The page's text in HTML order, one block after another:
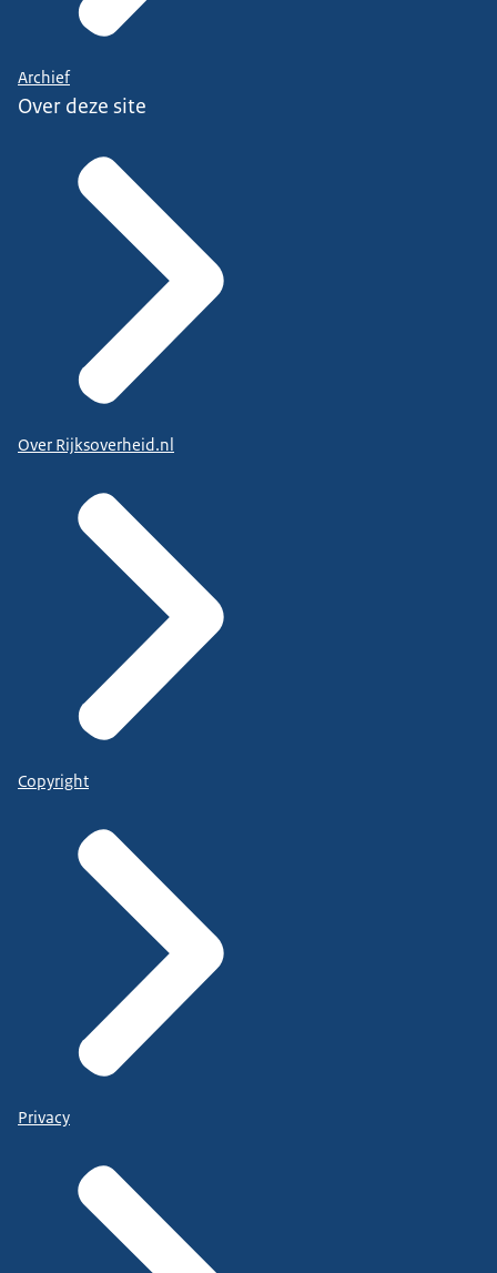
Archief
Over deze site
Over Rijksoverheid.nl
Copyright
Privacy